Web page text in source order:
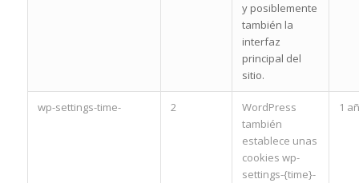
y posiblemente
también la
interfaz
principal del
sitio.
wp-settings-time- 2
WordPress
también
establece unas
cookies wp-
settings-{time}-
1